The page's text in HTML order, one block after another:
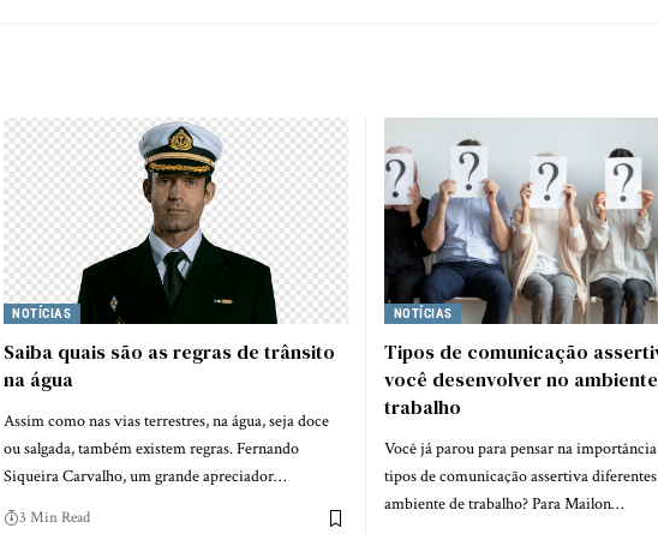
NOTÍCIAS
Saiba quais são as regras de trânsito
na água
Assim como nas vias terrestres, na água, seja doce
ou salgada, também existem regras. Fernando
Siqueira Carvalho, um grande apreciador…
3 Min Read
NOTÍCIAS
Tipos de comunicação
você desenvolver no
trabalho
Você já parou para pensar na
tipos de comunicação assertiva
ambiente de trabalho? Para Mailon…